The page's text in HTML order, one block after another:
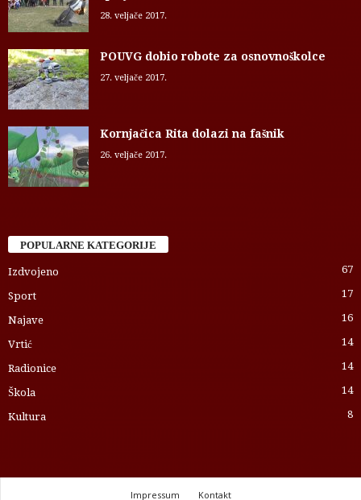
28. veljače 2017.
POUVG dobio robote za osnovnoškolce
27. veljače 2017.
Kornjačica Rita dolazi na fašnik
26. veljače 2017.
POPULARNE KATEGORIJE
Izdvojeno 67
Sport 17
Najave 16
Vrtić 14
Radionice 14
Škola 14
Kultura 8
Impressum Kontakt